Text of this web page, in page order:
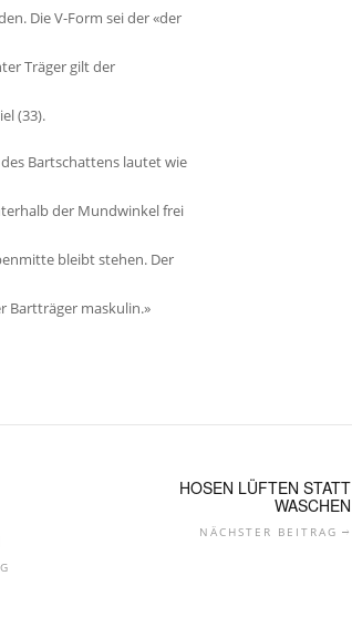
Die V-Form sei der «der
Träger gilt der
(33).
Bartschattens lautet wie
der Mundwinkel frei
bleibt stehen. Der
Bartträger maskulin.»
HOSEN LÜFTEN STATT
WASCHEN
NÄCHSTER BEITRAG